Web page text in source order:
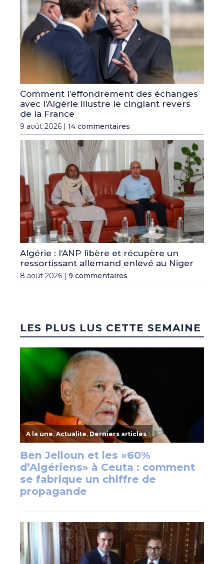
Comment l’effondrement des échanges
avec l’Algérie illustre le cinglant revers
de la France
9 août 2026 | 14 commentaires
Algérie : l’ANP libère et récupère un
ressortissant allemand enlevé au Niger
8 août 2026 | 9 commentaires
LES PLUS LUS CETTE SEMAINE